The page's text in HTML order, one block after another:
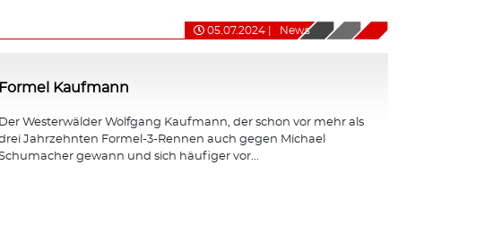
05.07.2024 News
Formel Kaufmann
Der Westerwälder Wolfgang Kaufmann, der schon vor mehr als
Jahrzehnten Formel-3-Rennen auch gegen Michael
gewann und sich häufiger vor...